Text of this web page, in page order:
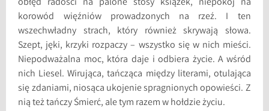
obłęd radości na palone stosy książek, niepokój na
korowód więźniów prowadzonych na rzeź. I ten
wszechwładny strach, który również skrywają słowa.
Szept, jęki, krzyki rozpaczy – wszystko się w nich mieści.
Niepodważalna moc, która daje i odbiera życie. A wśród
nich Liesel. Wirująca, tańcząca między literami, otulająca
się zdaniami, niosąca ukojenie spragnionych opowieści. Z
nią też tańczy Śmierć, ale tym razem w hołdzie życiu.